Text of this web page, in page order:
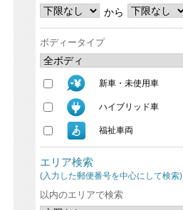
から
ボディータイプ
新車・未使用車
ハイブリッド車
福祉車両
エリア検索
(入力した郵便番号を中心にして検索)
以内のエリアで検索